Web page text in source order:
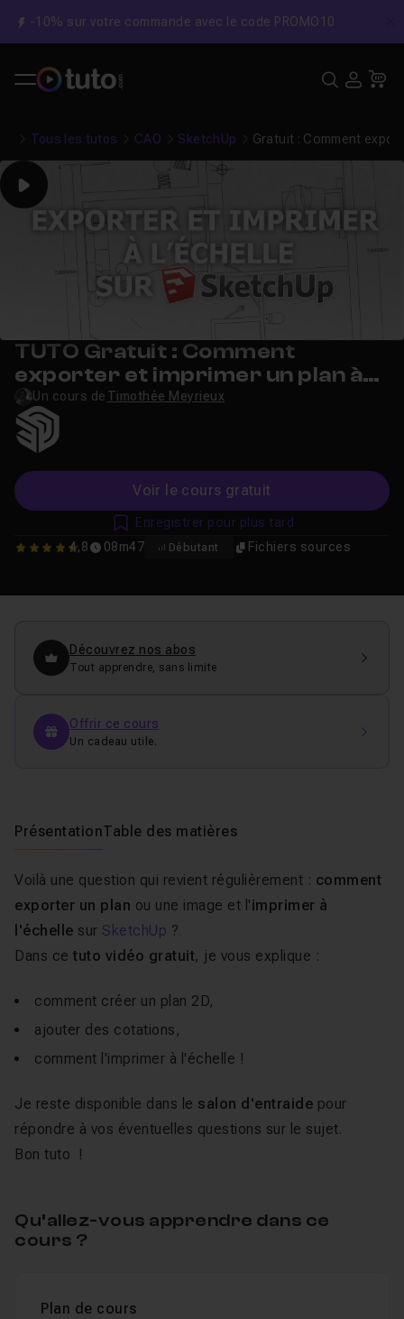
-10% sur votre commande avec le code PROMO10
Tous les tutos CAO SketchUp Gratuit : Comment
Play
TUTO Gratuit : Comment
exporter et imprimer un plan à
l'échelle sur SketchUp ?
Un cours de Timothée Meyrieux
Voir le cours gratuit
4.7777777777778
4,8 08m47 Débutant Fichiers sources
Enregistrer pour plus tard
Découvrez nos abos
Tout apprendre, sans limite
Offrir ce cours
Un cadeau utile.
PrésentationTable des matières
Voilà une question qui revient régulièrement : comment
exporter un plan ou une image et l'imprimer à
l'échelle sur SketchUp ?
Dans ce tuto vidéo gratuit, je vous explique :
comment créer un plan 2D,
ajouter des cotations,
comment l'imprimer à l'échelle !
Je reste disponible dans le salon d'entraide pour
répondre à vos éventuelles questions sur le sujet.
Bon tuto !
Qu’allez-vous apprendre dans ce
cours ?
Plan de cours